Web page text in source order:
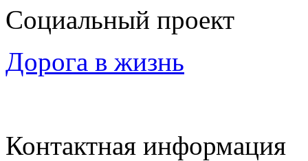
Социальный проект
Дорога в жизнь
Контактная информация